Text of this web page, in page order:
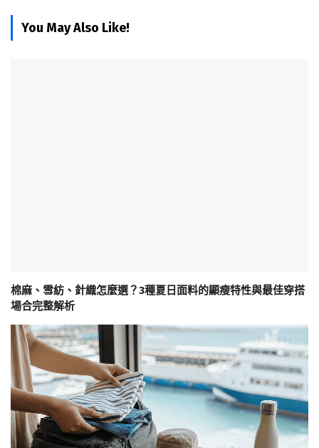
You May Also Like!
棉麻、雪紡、針織怎麼選？3種夏日面料的顯瘦特性與最佳穿搭
場合完整解析